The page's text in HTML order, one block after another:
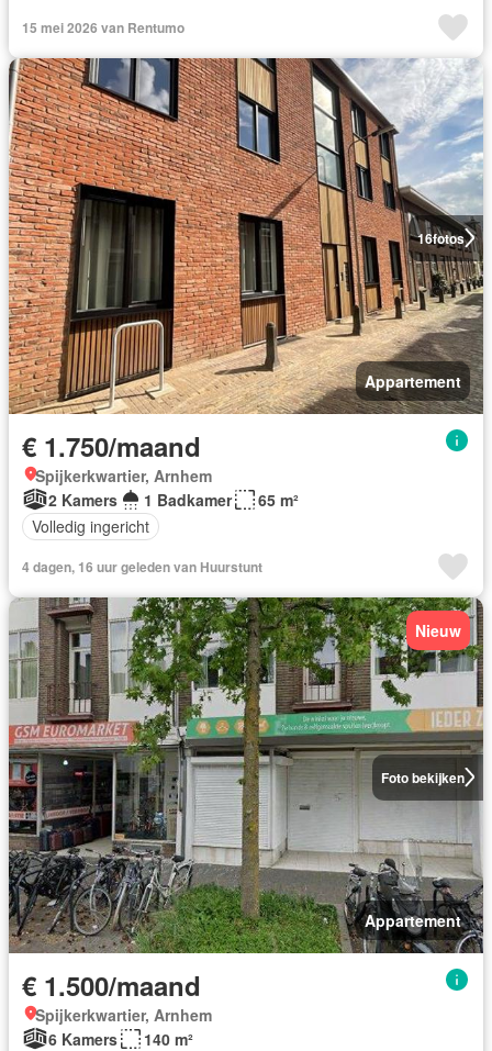
15 mei 2026 van Rentumo
16fotos
Appartement
€ 1.750/maand
Spijkerkwartier, Arnhem
2 Kamers
1 Badkamer
65 m²
Volledig ingericht
4 dagen, 16 uur geleden van Huurstunt
Foto bekijken
Nieuw
Appartement
€ 1.500/maand
Spijkerkwartier, Arnhem
6 Kamers
140 m²